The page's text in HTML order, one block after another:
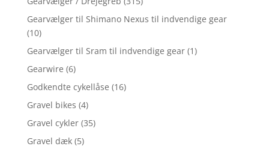
Gearvælger til Shimano Nexus til indvendige gear
(10)
Gearvælger til Sram til indvendige gear (1)
Gearwire (6)
Godkendte cykellåse (16)
Gravel bikes (4)
Gravel cykler (35)
Gravel dæk (5)